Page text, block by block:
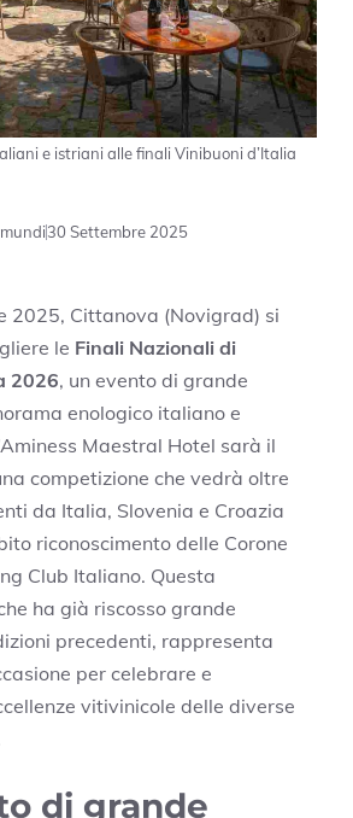
e istriani alle finali Vinibuoni d’Italia
30 Settembre 2025
2025, Cittanova (Novigrad) si
le Finali Nazionali di
2026, un evento di grande
enologico italiano e
Maestral Hotel sarà il
competizione che vedrà oltre
da Italia, Slovenia e Croazia
riconoscimento delle Corone
Club Italiano. Questa
ha già riscosso grande
precedenti, rappresenta
per celebrare e
vitivinicole delle diverse
di grande